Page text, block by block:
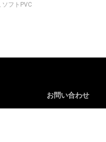
ソフトPVC
お問い合わせ